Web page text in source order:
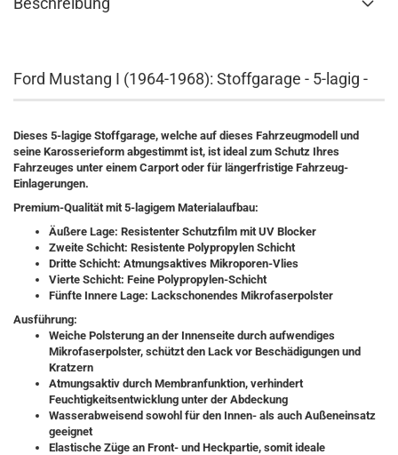
Ford Mustang I (1964-1968): Stoffgarage - 5-lagig -
Dieses 5-lagige Stoffgarage, welche auf dieses Fahrzeugmodell und
seine Karosserieform abgestimmt ist, ist ideal zum Schutz Ihres
Fahrzeuges unter einem Carport oder für längerfristige Fahrzeug-
Einlagerungen.
Premium-Qualität mit 5-lagigem Materialaufbau:
Äußere Lage: Resistenter Schutzfilm mit UV Blocker
Zweite Schicht: Resistente Polypropylen Schicht
Dritte Schicht: Atmungsaktives Mikroporen-Vlies
Vierte Schicht: Feine Polypropylen-Schicht
Fünfte Innere Lage: Lackschonendes Mikrofaserpolster
Ausführung:
Weiche Polsterung an der Innenseite durch aufwendiges
Mikrofaserpolster, schützt den Lack vor Beschädigungen und
Kratzern
Atmungsaktiv durch Membranfunktion, verhindert
Feuchtigkeitsentwicklung unter der Abdeckung
Wasserabweisend sowohl für den Innen- als auch Außeneinsatz
geeignet
Elastische Züge an Front- und Heckpartie, somit ideale